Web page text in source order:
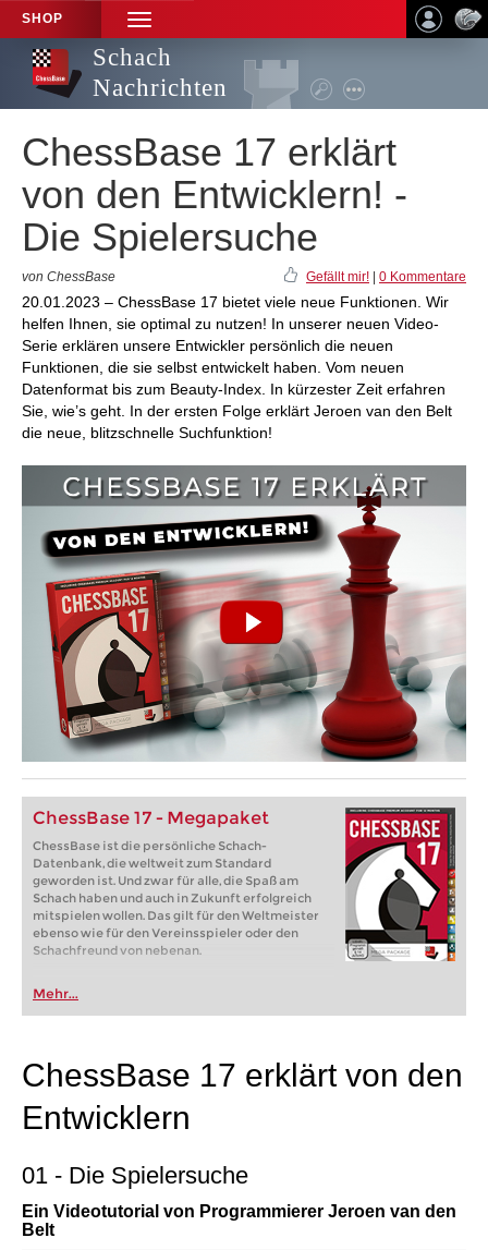
SHOP
TOGGLE
NAVIGATION
Schach
Nachrichten
ChessBase 17 erklärt
von den Entwicklern! -
Die Spielersuche
von ChessBase Gefällt mir! 0 Kommentare
20.01.2023 – ChessBase 17 bietet viele neue Funktionen. Wir
helfen Ihnen, sie optimal zu nutzen! In unserer neuen Video-
Serie erklären unsere Entwickler persönlich die neuen
Funktionen, die sie selbst entwickelt haben. Vom neuen
Datenformat bis zum Beauty-Index. In kürzester Zeit erfahren
Sie, wie’s geht. In der ersten Folge erklärt Jeroen van den Belt
die neue, blitzschnelle Suchfunktion!
ChessBase 17 - Megapaket
ChessBase ist die persönliche Schach-
Datenbank, die weltweit zum Standard
geworden ist. Und zwar für alle, die Spaß am
Schach haben und auch in Zukunft erfolgreich
mitspielen wollen. Das gilt für den Weltmeister
ebenso wie für den Vereinsspieler oder den
Schachfreund von nebenan.
Mehr...
ChessBase 17 erklärt von den
Entwicklern
01 - Die Spielersuche
Ein Videotutorial von Programmierer Jeroen van den
Belt